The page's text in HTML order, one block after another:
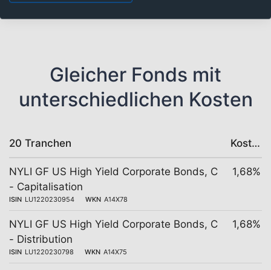
Gleicher Fonds mit
unterschiedlichen Kosten
20 Tranchen Kosten
NYLI GF US High Yield Corporate Bonds, C
- Capitalisation
ISIN LU1220230954 WKN A14X78
1,68%
NYLI GF US High Yield Corporate Bonds, C
- Distribution
ISIN LU1220230798 WKN A14X75
1,68%